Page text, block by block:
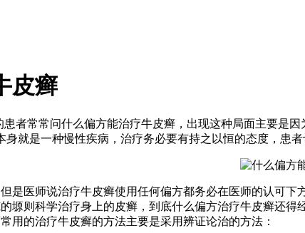
皮癣
患者常常问什么偏方能治疗牛皮癣，出现这种局面主要是
就是一种慢性疾病，治疗务必要有持之以恒的态度，患者
是医师说治疗牛皮癣使用任何偏方都务必在医师的认可
塬则科学治疗身上的皮癣，到底什么偏方治疗牛皮癣还
用的治疗牛皮癣的方法主要是采用辨证论治的方法：